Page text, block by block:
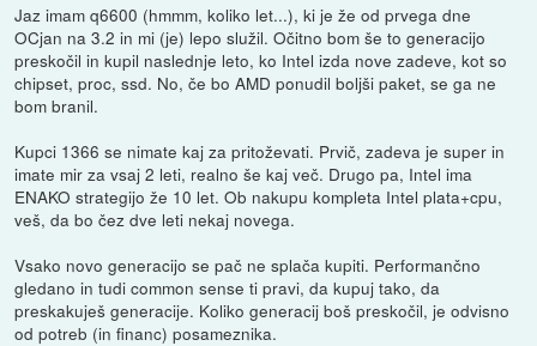
Jaz imam q6600 (hmmm, koliko let...), ki je že od prvega dne
OCjan na 3.2 in mi (je) lepo služil. Očitno bom še to generacijo
preskočil in kupil naslednje leto, ko Intel izda nove zadeve, kot so
chipset, proc, ssd. No, če bo AMD ponudil boljši paket, se ga ne
bom branil.
Kupci 1366 se nimate kaj za pritoževati. Prvič, zadeva je super in
imate mir za vsaj 2 leti, realno še kaj več. Drugo pa, Intel ima
ENAKO strategijo že 10 let. Ob nakupu kompleta Intel plata+cpu,
veš, da bo čez dve leti nekaj novega.
Vsako novo generacijo se pač ne splača kupiti. Performančno
gledano in tudi common sense ti pravi, da kupuj tako, da
preskakuješ generacije. Koliko generacij boš preskočil, je odvisno
od potreb (in financ) posameznika.